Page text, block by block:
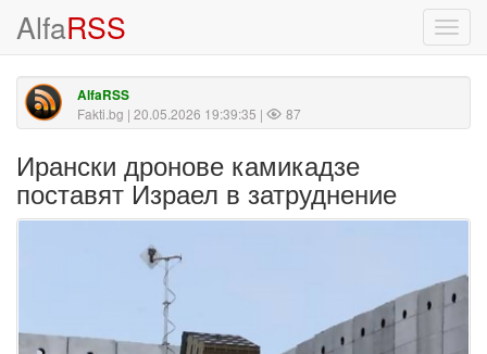
AlfaRSS
AlfaRSS
Fakti.bg | 20.05.2026 19:39:35 | 87
Ирански дронове камикадзе
поставят Израел в затруднение